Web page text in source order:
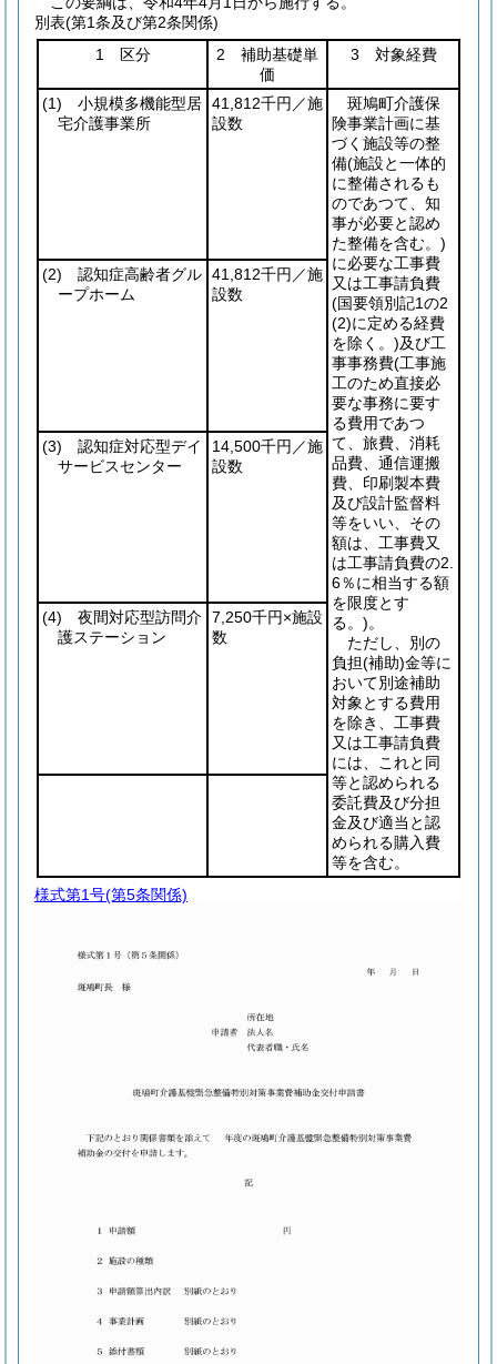
別表(第1条及び第2条関係)
1 区分
2 補助基礎単
価
3 対象経費
(1) 小規模多機能型居
宅介護事業所
41,812千円／施
設数
斑鳩町介護保
険事業計画に基
づく施設等の整
備(施設と一体的
に整備されるも
のであつて、知
事が必要と認め
た整備を含む。)
に必要な工事費
又は工事請負費
(国要領別記1の2
(2)に定める経費
を除く。)及び工
事事務費(工事施
工のため直接必
要な事務に要す
る費用であつ
て、旅費、消耗
品費、通信運搬
費、印刷製本費
及び設計監督料
等をいい、その
額は、工事費又
は工事請負費の2.
6％に相当する額
を限度とす
る。)。
ただし、別の
負担(補助)金等に
おいて別途補助
対象とする費用
を除き、工事費
又は工事請負費
には、これと同
等と認められる
委託費及び分担
金及び適当と認
められる購入費
等を含む。
(2) 認知症高齢者グル
ープホーム
41,812千円／施
設数
(3) 認知症対応型デイ
サービスセンター
14,500千円／施
設数
(4) 夜間対応型訪問介
護ステーション
7,250千円×施設
数
様式第1号(第5条関係)